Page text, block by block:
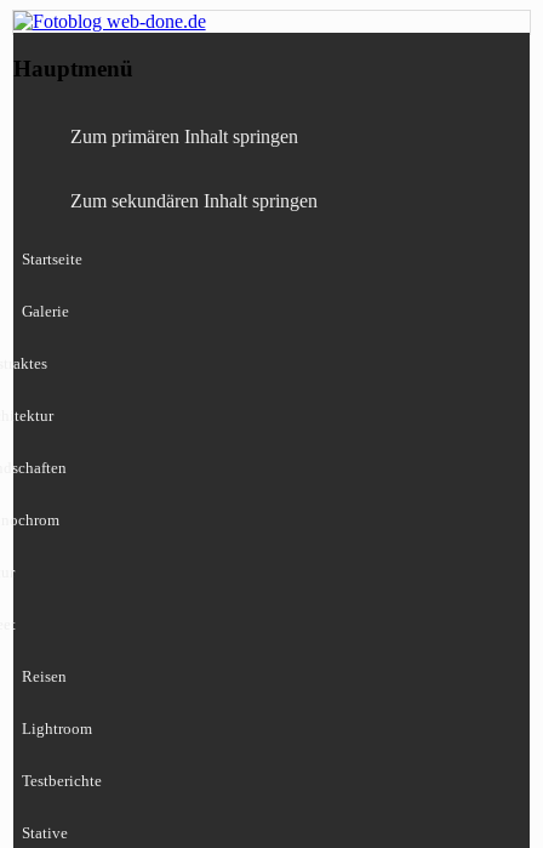
Fotoblog web-done.de
Canon, Nikon, Sony
Hauptmenü
Zum primären Inhalt springen
Zum sekundären Inhalt springen
Startseite
Galerie
Reisen
Lightroom
Testberichte
Stative